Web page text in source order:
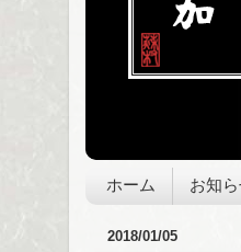
ホーム お知
2018/01/05